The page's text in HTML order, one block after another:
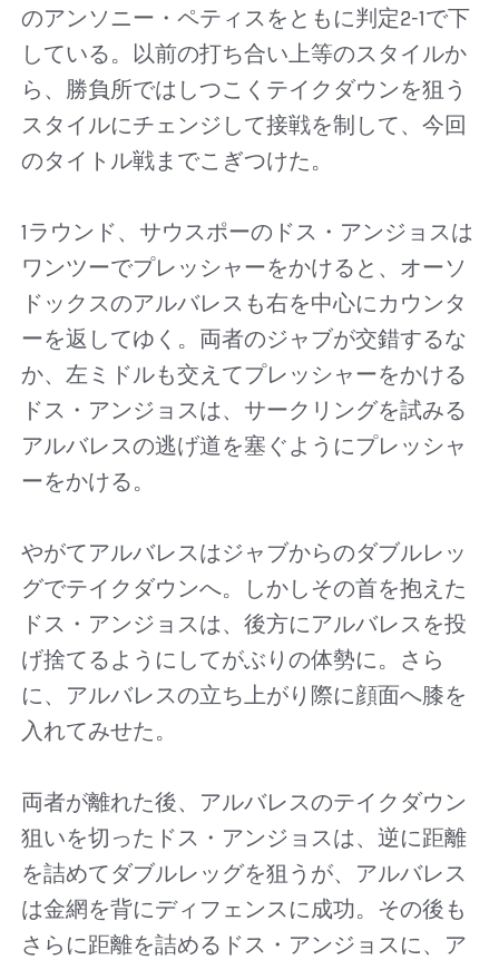
のアンソニー・ペティスをともに判定2-1で下
している。以前の打ち合い上等のスタイルか
ら、勝負所ではしつこくテイクダウンを狙う
スタイルにチェンジして接戦を制して、今回
のタイトル戦までこぎつけた。
1ラウンド、サウスポーのドス・アンジョスは
ワンツーでプレッシャーをかけると、オーソ
ドックスのアルバレスも右を中心にカウンタ
ーを返してゆく。両者のジャブが交錯するな
か、左ミドルも交えてプレッシャーをかける
ドス・アンジョスは、サークリングを試みる
アルバレスの逃げ道を塞ぐようにプレッシャ
ーをかける。
やがてアルバレスはジャブからのダブルレッ
グでテイクダウンへ。しかしその首を抱えた
ドス・アンジョスは、後方にアルバレスを投
げ捨てるようにしてがぶりの体勢に。さら
に、アルバレスの立ち上がり際に顔面へ膝を
入れてみせた。
両者が離れた後、アルバレスのテイクダウン
狙いを切ったドス・アンジョスは、逆に距離
を詰めてダブルレッグを狙うが、アルバレス
は金網を背にディフェンスに成功。その後も
さらに距離を詰めるドス・アンジョスに、ア